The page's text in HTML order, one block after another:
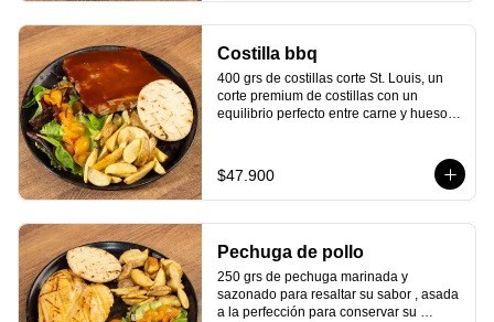
¡Una mezcla que nunca falla y siempre
satisface!
Costilla bbq
400 grs de costillas corte St. Louis, un
corte premium de costillas con un
equilibrio perfecto entre carne y hueso,
bañadas en nuestra deliciosa salsa BBQ
de la casa, que resalta su sabor. Con
arepa asada y tu elección de ensalada
fresca y papas crujientes.
bocado!
$47.900
Pechuga de pollo
250 grs de pechuga marinada y
sazonado para resaltar su sabor , asada
a la perfección para conservar su